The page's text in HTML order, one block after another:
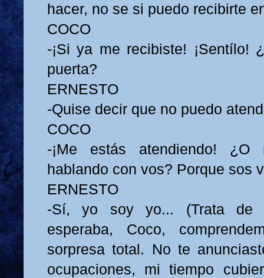
hacer, no se si puedo recibirte
COCO
-¡Si ya me recibiste! ¡Sentílo!
puerta?
ERNESTO
-Quise decir que no puedo
COCO
-¡Me estás atendiendo! ¿O
hablando con vos? Porque sos
ERNESTO
-Sí, yo soy yo... (Trata de
esperaba, Coco,
sorpresa total. No te
ocupaciones, mi tiempo